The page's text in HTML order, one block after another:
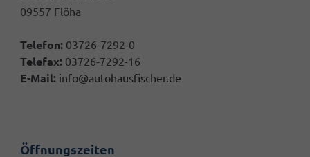
09557 Flöha
Telefon: 03726-7292-0
Telefax: 03726-7292-16
E-Mail: info@autohausfischer.de
Öffnungszeiten